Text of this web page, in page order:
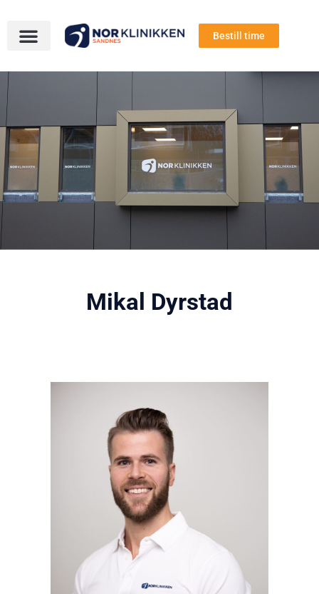
Bestill time
Mikal Dyrstad